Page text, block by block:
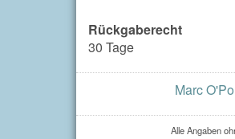
Rückgaberecht
30 Tage
Marc
Alle Angaben